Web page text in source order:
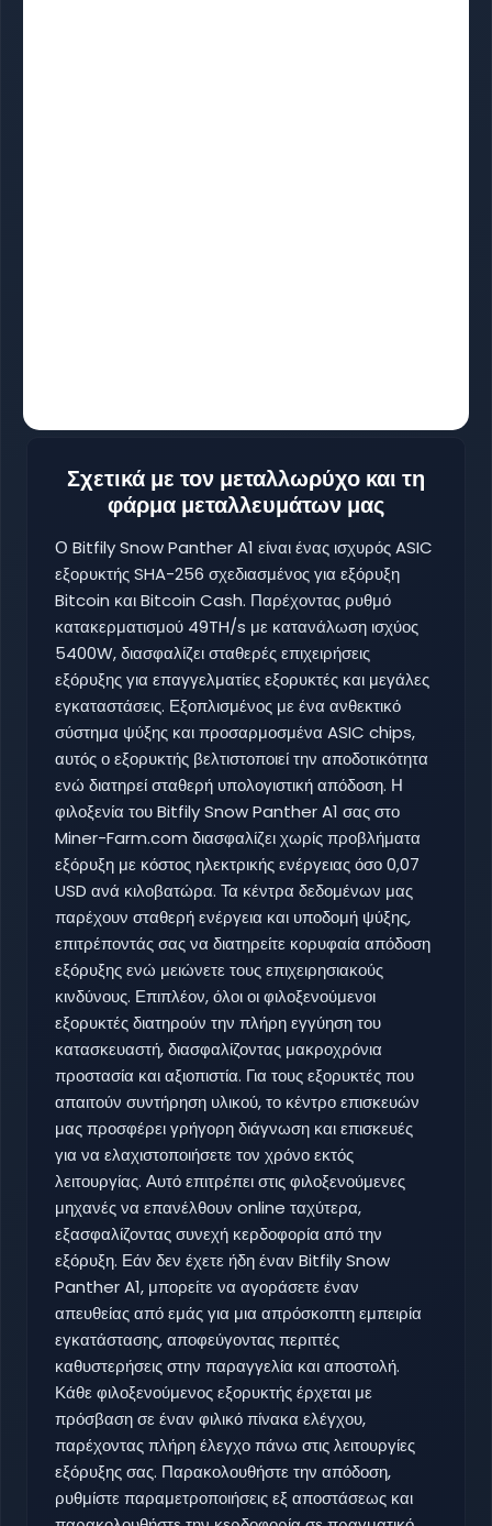
Σχετικά με τον μεταλλωρύχο και τη
φάρμα μεταλλευμάτων μας
Ο Bitfily Snow Panther A1 είναι ένας ισχυρός ASIC
εξορυκτής SHA-256 σχεδιασμένος για εξόρυξη
Bitcoin και Bitcoin Cash. Παρέχοντας ρυθμό
κατακερματισμού 49TH/s με κατανάλωση ισχύος
5400W, διασφαλίζει σταθερές επιχειρήσεις
εξόρυξης για επαγγελματίες εξορυκτές και μεγάλες
εγκαταστάσεις. Εξοπλισμένος με ένα ανθεκτικό
σύστημα ψύξης και προσαρμοσμένα ASIC chips,
αυτός ο εξορυκτής βελτιστοποιεί την αποδοτικότητα
ενώ διατηρεί σταθερή υπολογιστική απόδοση. Η
φιλοξενία του Bitfily Snow Panther A1 σας στο
Miner-Farm.com διασφαλίζει χωρίς προβλήματα
εξόρυξη με κόστος ηλεκτρικής ενέργειας όσο 0,07
USD ανά κιλοβατώρα. Τα κέντρα δεδομένων μας
παρέχουν σταθερή ενέργεια και υποδομή ψύξης,
επιτρέποντάς σας να διατηρείτε κορυφαία απόδοση
εξόρυξης ενώ μειώνετε τους επιχειρησιακούς
κινδύνους. Επιπλέον, όλοι οι φιλοξενούμενοι
εξορυκτές διατηρούν την πλήρη εγγύηση του
κατασκευαστή, διασφαλίζοντας μακροχρόνια
προστασία και αξιοπιστία. Για τους εξορυκτές που
απαιτούν συντήρηση υλικού, το κέντρο επισκευών
μας προσφέρει γρήγορη διάγνωση και επισκευές
για να ελαχιστοποιήσετε τον χρόνο εκτός
λειτουργίας. Αυτό επιτρέπει στις φιλοξενούμενες
μηχανές να επανέλθουν online ταχύτερα,
εξασφαλίζοντας συνεχή κερδοφορία από την
εξόρυξη. Εάν δεν έχετε ήδη έναν Bitfily Snow
Panther A1, μπορείτε να αγοράσετε έναν
απευθείας από εμάς για μια απρόσκοπτη εμπειρία
εγκατάστασης, αποφεύγοντας περιττές
καθυστερήσεις στην παραγγελία και αποστολή.
Κάθε φιλοξενούμενος εξορυκτής έρχεται με
πρόσβαση σε έναν φιλικό πίνακα ελέγχου,
παρέχοντας πλήρη έλεγχο πάνω στις λειτουργίες
εξόρυξης σας. Παρακολουθήστε την απόδοση,
ρυθμίστε παραμετροποιήσεις εξ αποστάσεως και